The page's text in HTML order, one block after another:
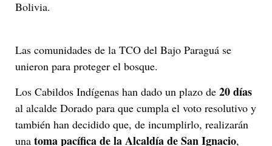
Bolivia.
Las comunidades de la TCO del Bajo Paraguá se
unieron para proteger el bosque.
Los Cabildos Indígenas han dado un plazo de 20 días
al alcalde Dorado para que cumpla el voto resolutivo y
también han decidido que, de incumplirlo, realizarán
una toma pacífica de la Alcaldía de San Ignacio,